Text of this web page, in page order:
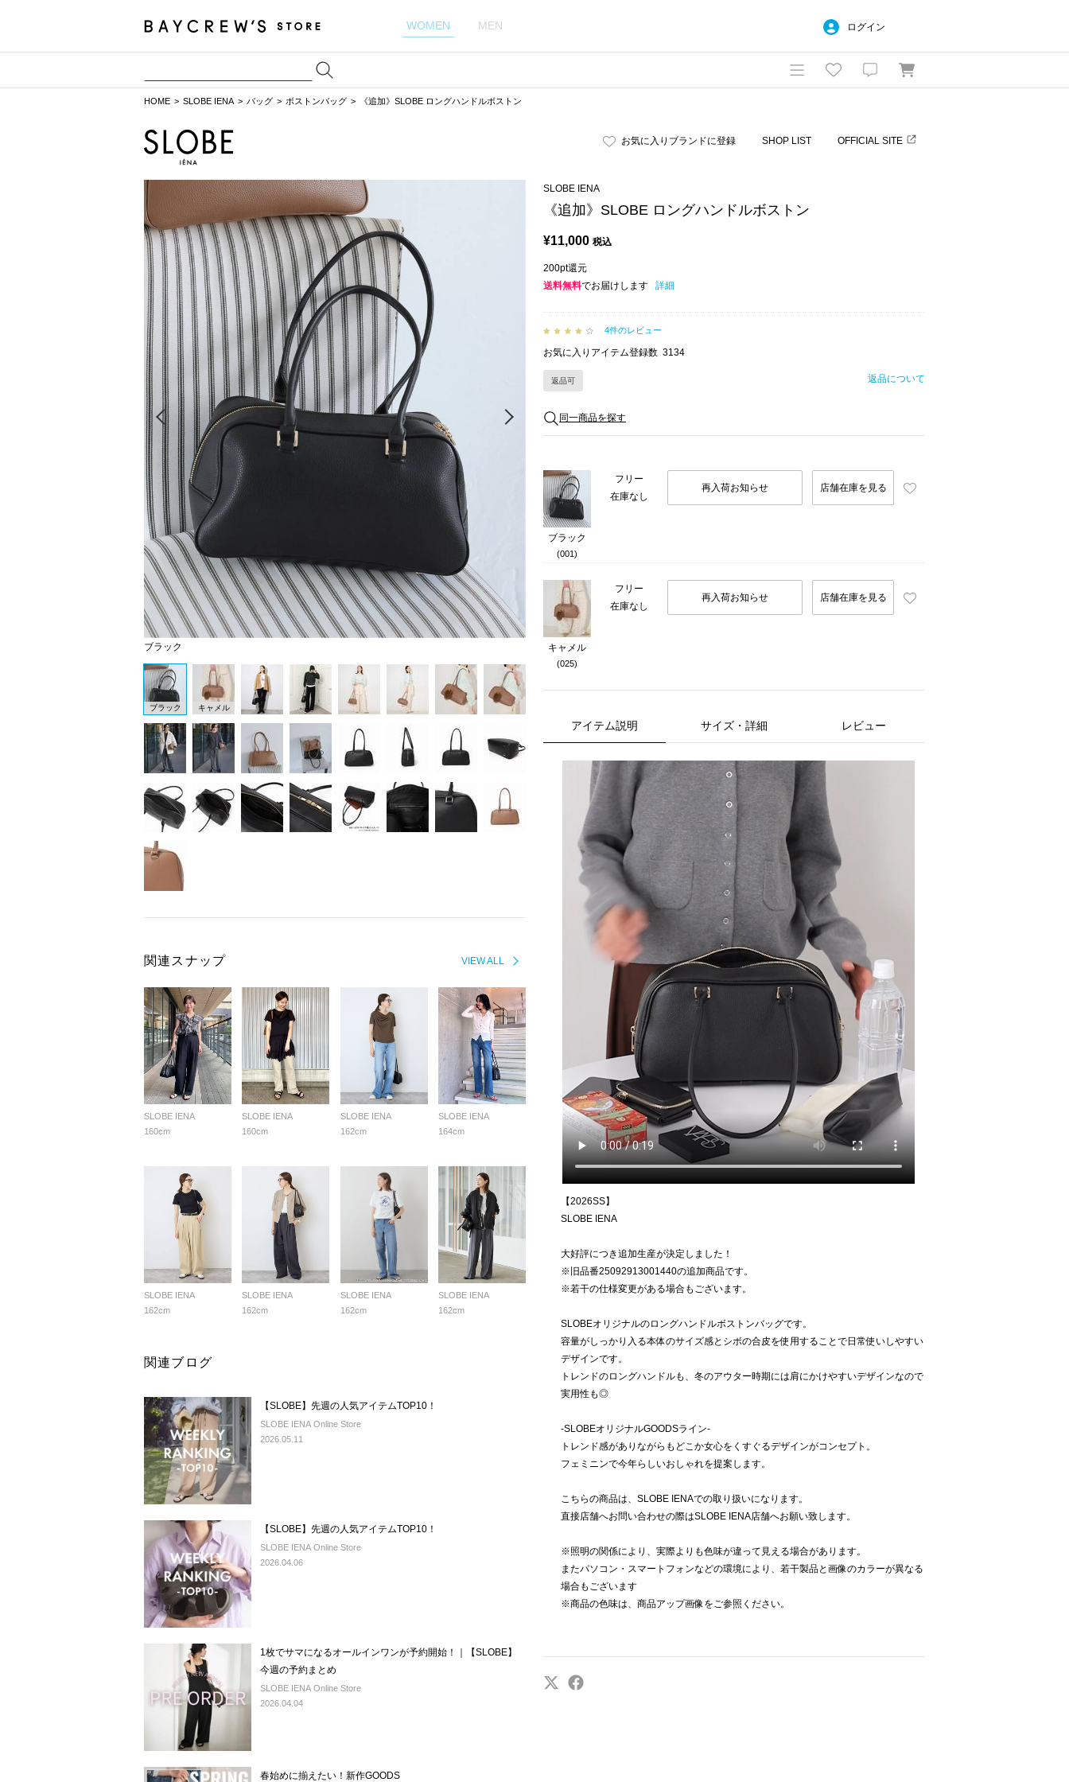
WOMEN MEN ログイン
HOME SLOBE IENA バッグ ボストンバッグ 《追加》SLOBE ロングハンドルボストン
お気に入りブランドに登録 SHOP LIST OFFICIAL SITE
ブラック
Prev
ブラック キャメル
VIEW ALL
関連スナップ
SLOBE IENA
160cm
SLOBE IENA
160cm
SLOBE IENA
162cm
SLOBE IENA
164cm
SLOBE IENA
162cm
SLOBE IENA
162cm
SLOBE IENA
162cm
SLOBE IENA
162cm
関連ブログ
【SLOBE】先週の人気アイテムTOP10！
SLOBE IENA Online Store
2026.05.11
【SLOBE】先週の人気アイテムTOP10！
SLOBE IENA Online Store
2026.04.06
1枚でサマになるオールインワンが予約開始！｜【SLOBE】
今週の予約まとめ
SLOBE IENA Online Store
2026.04.04
春始めに揃えたい！新作GOODS
SLOBE IENA
《追加》SLOBE ロングハンドルボストン
¥11,000 税込
200pt還元
送料無料でお届けします 詳細
4件のレビュー
お気に入りアイテム登録数 3134
返品可 返品について
同一商品を探す
ブラック
(001)
フリー
在庫なし
再入荷お知らせ 店舗在庫を見る
キャメル
(025)
フリー
在庫なし
再入荷お知らせ 店舗在庫を見る
アイテム説明 サイズ・詳細 レビュー
【2026SS】
SLOBE IENA
大好評につき追加生産が決定しました！
※旧品番25092913001440の追加商品です。
※若干の仕様変更がある場合もございます。
SLOBEオリジナルのロングハンドルボストンバッグです。
容量がしっかり入る本体のサイズ感とシボの合皮を使用することで日常使いしやすい
デザインです。
トレンドのロングハンドルも、冬のアウター時期には肩にかけやすいデザインなので
実用性も◎
-SLOBEオリジナルGOODSライン-
トレンド感がありながらもどこか女心をくすぐるデザインがコンセプト。
フェミニンで今年らしいおしゃれを提案します。
こちらの商品は、SLOBE IENAでの取り扱いになります。
直接店舗へお問い合わせの際はSLOBE IENA店舗へお願い致します。
※照明の関係により、実際よりも色味が違って見える場合があります。
またパソコン・スマートフォンなどの環境により、若干製品と画像のカラーが異なる
場合もございます
※商品の色味は、商品アップ画像をご参照ください。